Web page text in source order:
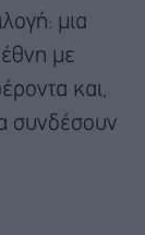
μια
με
και,
συνδέσουν